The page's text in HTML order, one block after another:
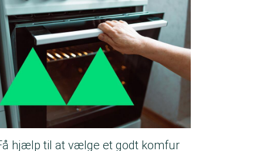
hjælp til at vælge et godt komfur